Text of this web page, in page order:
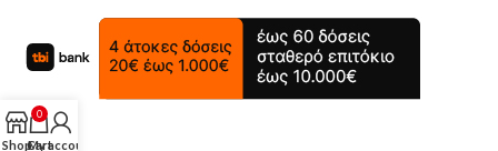
Shop
0
Cart
My account